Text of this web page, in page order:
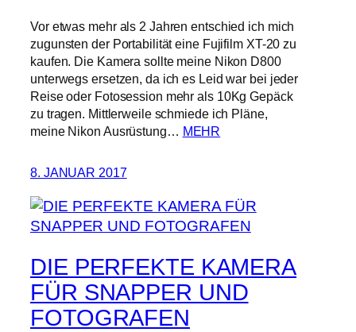
Vor etwas mehr als 2 Jahren entschied ich mich
zugunsten der Portabilität eine Fujifilm XT-20 zu
kaufen. Die Kamera sollte meine Nikon D800
unterwegs ersetzen, da ich es Leid war bei jeder
Reise oder Fotosession mehr als 10Kg Gepäck
zu tragen. Mittlerweile schmiede ich Pläne,
meine Nikon Ausrüstung… MEHR
8. JANUAR 2017
DIE PERFEKTE KAMERA
FÜR SNAPPER UND
FOTOGRAFEN